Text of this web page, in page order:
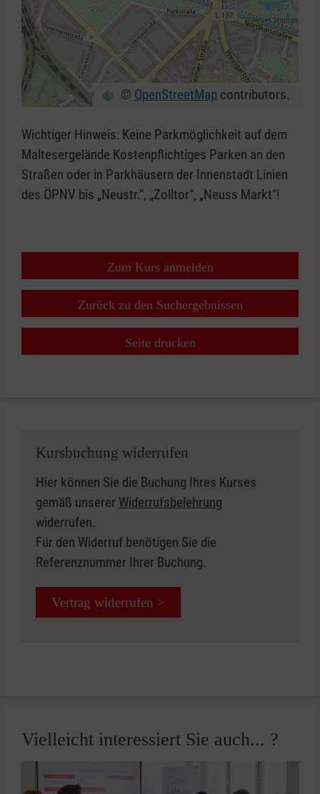
⇧
© OpenStreetMap contributors.
Wichtiger Hinweis: Keine Parkmöglichkeit auf dem
Maltesergelände Kostenpflichtiges Parken an den
Straßen oder in Parkhäusern der Innenstadt Linien
des ÖPNV bis „Neustr.“, „Zolltor“, „Neuss Markt“!
Zum Kurs anmelden
Zurück zu den Suchergebnissen
Seite drucken
Kursbuchung widerrufen
Hier können Sie die Buchung Ihres Kurses
gemäß unserer Widerrufsbelehrung
widerrufen.
Für den Widerruf benötigen Sie die
Referenznummer Ihrer Buchung.
Vertrag widerrufen >
Vielleicht interessiert Sie auch... ?